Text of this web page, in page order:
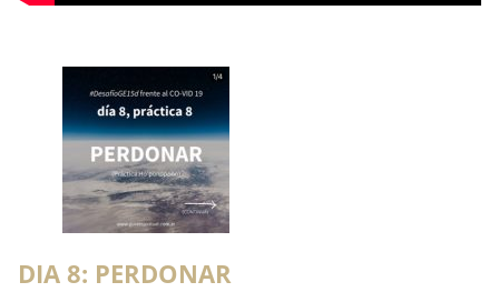
DIA 8: PERDONAR